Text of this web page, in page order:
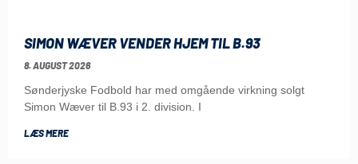
SIMON WÆVER VENDER HJEM TIL B.93
8. AUGUST 2026
Sønderjyske Fodbold har med omgående virkning solgt
Simon Wæver til B.93 i 2. division. I
LÆS MERE